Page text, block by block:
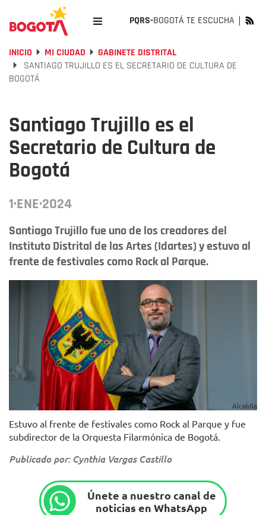
PQRS-BOGOTÁ TE ESCUCHA
INICIO MI CIUDAD
GABINETE DISTRITAL
SANTIAGO TRUJILLO ES EL SECRETARIO DE CULTURA DE
BOGOTÁ
Santiago Trujillo es el
Secretario de Cultura de
Bogotá
1·ENE·2024
Santiago Trujillo fue uno de los creadores del
Instituto Distrital de las Artes (Idartes) y estuvo al
frente de festivales como Rock al Parque.
Alcaldía
Estuvo al frente de festivales como Rock al Parque y fue
subdirector de la Orquesta Filarmónica de Bogotá.
Publicado por: Cynthia Vargas Castillo
Únete a nuestro canal de
noticias en WhatsApp